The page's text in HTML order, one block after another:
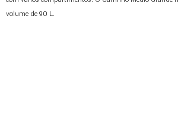
volume de 90 L.